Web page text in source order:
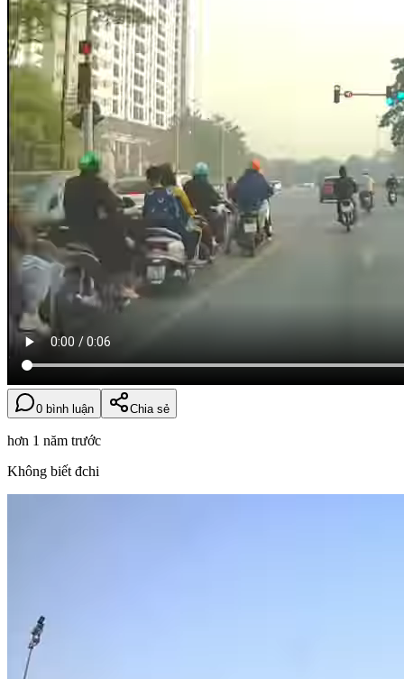
0 bình luận Chia sẻ
hơn 1 năm trước
Không biết đchi